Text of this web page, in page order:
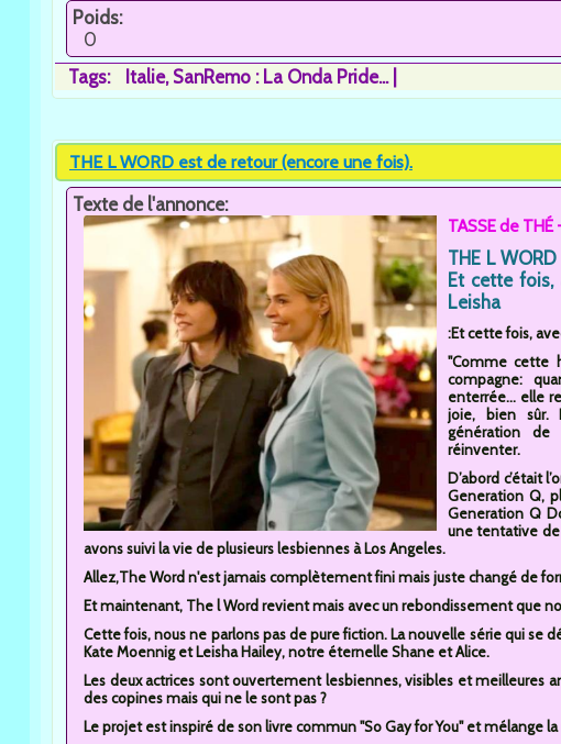
Poids:
0
Tags:
Italie SanRemo : La Onda Pride...
THE L WORD est de retour (encore une fois).
Texte de l'annonce:
TASSE de THÉ
THE L
Et cette fois,
Leisha
:Et cette fois,
"Comme cette
compagne:
enterrée... elle
joie, bien sûr.
génération
réinventer.
D’abord c’était
Generation Q,
Generation Q
une tentative de
avons suivi la vie de plusieurs lesbiennes à Los Angeles.
Allez,The Word n'est jamais complètement fini mais juste changé de
Et maintenant, The l Word revient mais avec un rebondissement que
Cette fois, nous ne parlons pas de pure fiction. La nouvelle série qui se
Kate Moennig et Leisha Hailey, notre éternelle Shane et Alice.
Les deux actrices sont ouvertement lesbiennes, visibles et meilleures
des copines mais qui ne le sont pas ?
Le projet est inspiré de son livre commun "So Gay for You" et mélange